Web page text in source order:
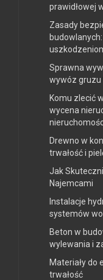
prawidłowej
Zasady
Sprawna
wywóz gruzu
Komu zlecić
wycena
Drewno w
trwałość i
Jak
Najemcami
Instalacje
systemów
Beton w
wylewania i
Materiały do
trwałość